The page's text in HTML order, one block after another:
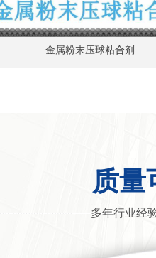
金属粉末压球粘合剂
质量
多年行业经